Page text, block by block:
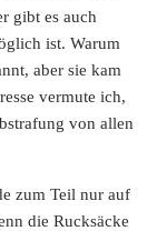
gibt es auch
ist. Warum
aber sie kam
vermute ich,
von allen
zum Teil nur auf
die Rucksäcke